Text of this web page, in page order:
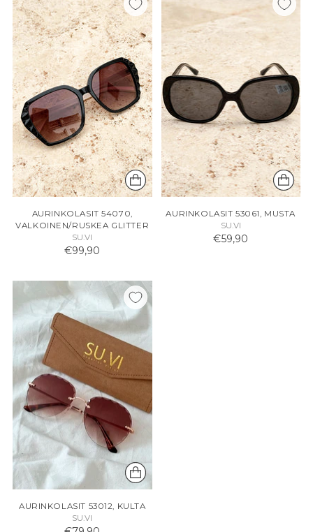
AURINKOLASIT 54070,
VALKOINEN/RUSKEA GLITTER
SU.VI
€99,90
AURINKOLASIT 53061, MUSTA
SU.VI
€59,90
AURINKOLASIT 53012, KULTA
SU.VI